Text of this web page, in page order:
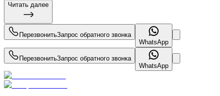
Читать далее
ПерезвонитьЗапрос обратного звонка
WhatsApp
ПерезвонитьЗапрос обратного звонка
WhatsApp